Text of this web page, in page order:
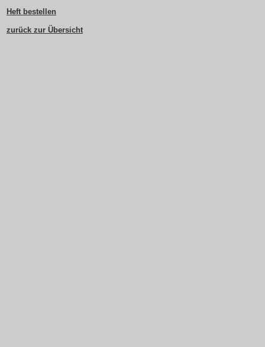
Heft bestellen
zurück zur Übersicht